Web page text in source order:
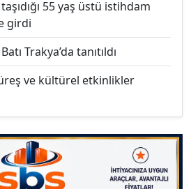
55 yaş üstü istihdam
girdi
Trakya’da tanıtıldı
ve kültürel etkinlikler